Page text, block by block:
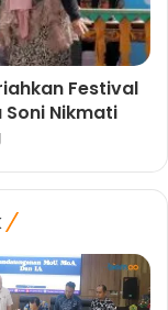
Festival
Nikmati